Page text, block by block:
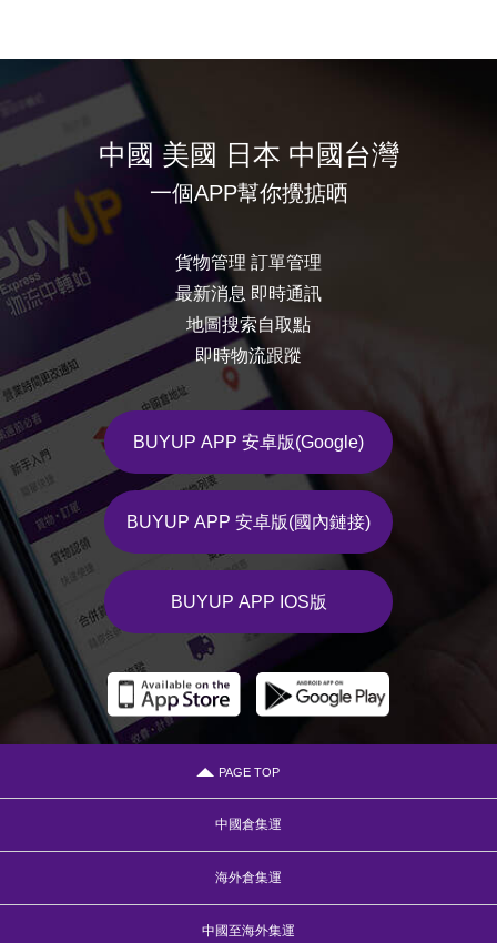
中國 美國 日本 中國台灣
一個APP幫你攪掂晒
貨物管理 訂單管理
最新消息 即時通訊
地圖搜索自取點
即時物流跟蹤
BUYUP APP 安卓版(Google)
BUYUP APP 安卓版(國內鏈接)
BUYUP APP IOS版
PAGE TOP
中國倉集運
海外倉集運
中國至海外集運